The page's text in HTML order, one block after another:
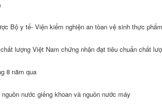
Bộ y tế- Viện kiểm nghiện an tòan vệ sinh thực
lượng Việt Nam chứng nhận đạt tiêu chuẩn chất
8 năm qua
nước giếng khoan và nguồn nước máy